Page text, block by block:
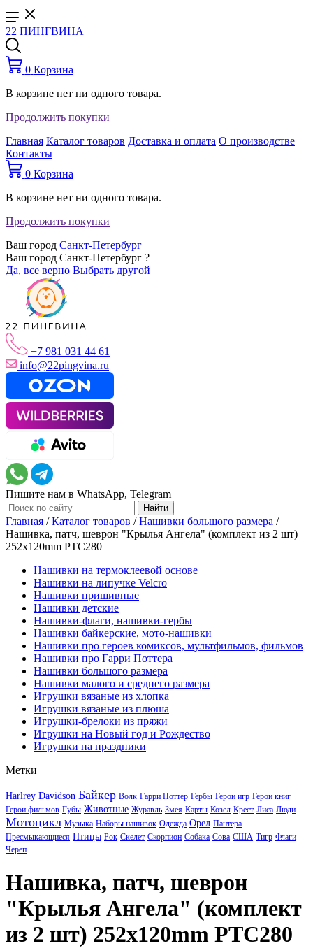
22 ПИНГВИНА
0 Корзина
В корзине нет ни одного товара.
Продолжить покупки
Главная Каталог товаров Доставка и оплата О производстве
Контакты
0 Корзина
В корзине нет ни одного товара.
Продолжить покупки
Ваш город Санкт-Петербург
Ваш город Санкт-Петербург ?
Да, все верно Выбрать другой
+7 981 031 44 61
info@22pingvina.ru
Пишите нам в WhatsApp, Telegram
Главная /Каталог товаров /Нашивки большого размера /
Нашивка, патч, шеврон "Крылья Ангела" (комплект из 2 шт)
252x120mm PTC280
Нашивки на термоклеевой основе
Нашивки на липучке Velcro
Нашивки пришивные
Нашивки детские
Нашивки-флаги, нашивки-гербы
Нашивки байкерские, мото-нашивки
Нашивки про героев комиксов, мультфильмов, фильмов
Нашивки про Гарри Поттера
Нашивки большого размера
Нашивки малого и среднего размера
Игрушки вязаные из хлопка
Игрушки вязаные из плюша
Игрушки-брелоки из пряжи
Игрушки на Новый год и Рождество
Игрушки на праздники
Метки
Harlrey Davidson Байкер Волк Гарри Поттер Гербы Герои игр Герои книг
Герои фильмов Губы Животные Журавль Змея Карты Козел Крест Лиса Люди
Мотоцикл Музыка Наборы нашивок Одежда Орел Пантера
Пресмыкающиеся Птицы Рок Скелет Скорпион Собака Сова США Тигр Флаги
Череп
Нашивка, патч, шеврон
"Крылья Ангела" (комплект
из 2 шт) 252x120mm PTC280